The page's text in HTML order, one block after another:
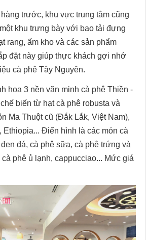
trước, khu vực trung tâm cũng
khu trưng bày với bao tải đựng
rang, ấm kho và các sản phẩm
đặt này giúp thực khách gợi nhớ
cà phê Tây Nguyên.
hoa 3 nền văn minh cà phê Thiền -
biến từ hạt cà phê robusta và
Ma Thuột cũ (Đắk Lắk, Việt Nam),
Ethiopia... Điển hình là các món cà
đá, cà phê sữa, cà phê trứng và
phê ủ lạnh, cappucciao... Mức giá